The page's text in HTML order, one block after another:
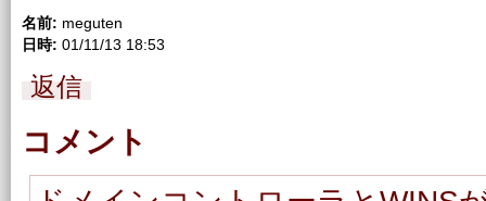
名前: meguten
日時: 01/11/13 18:53
返信
コメント